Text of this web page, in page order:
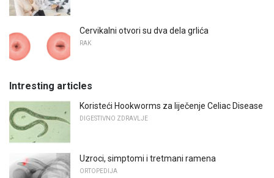
Cervikalni otvori su dva dela grlića
RAK
Intresting articles
Koristeći Hookworms za liječenje Celiac Disease
DIGESTIVNO ZDRAVLJE
Uzroci, simptomi i tretmani ramena
ORTOPEDIJA